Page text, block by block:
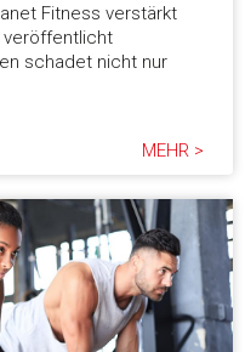
Fitness verstärkt
veröffentlicht
schadet nicht nur
MEHR >